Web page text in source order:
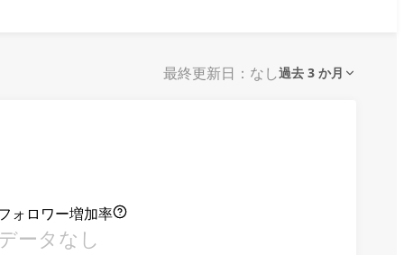
最終更新日：なし過去 3 か月
ォロワー増加率
ータなし